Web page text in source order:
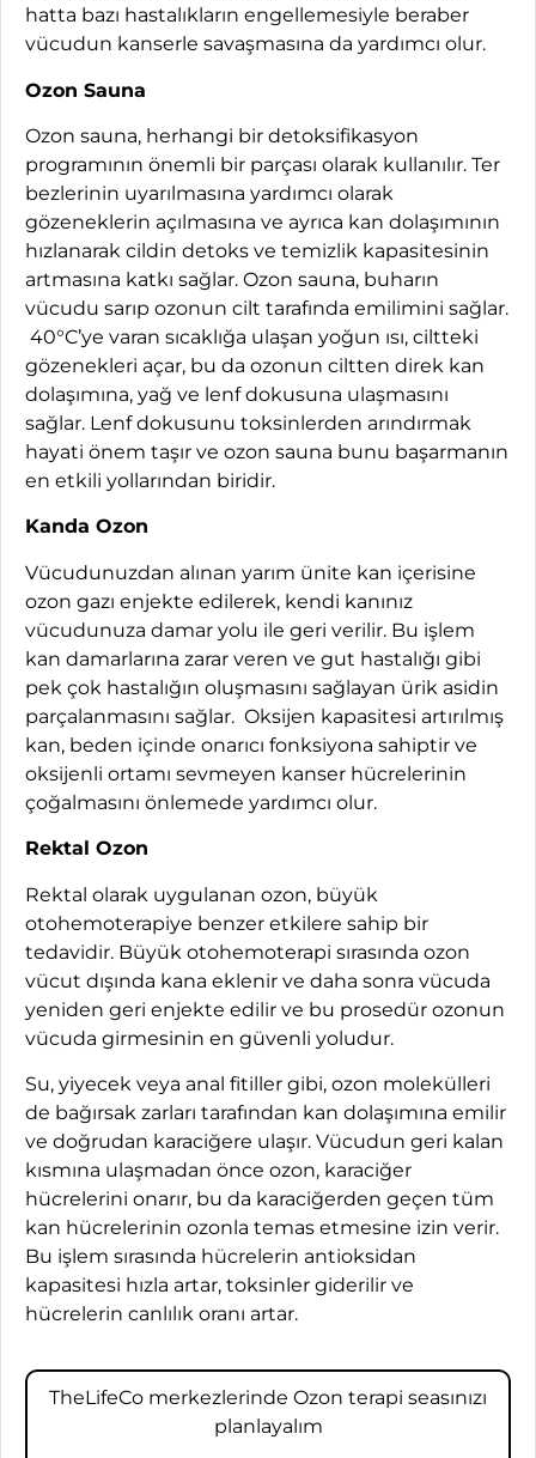
hatta bazı hastalıkların engellemesiyle beraber
vücudun kanserle savaşmasına da yardımcı olur.
Ozon Sauna
Ozon sauna, herhangi bir detoksifikasyon
programının önemli bir parçası olarak kullanılır. Ter
bezlerinin uyarılmasına yardımcı olarak
gözeneklerin açılmasına ve ayrıca kan dolaşımının
hızlanarak cildin detoks ve temizlik kapasitesinin
artmasına katkı sağlar. Ozon sauna, buharın
vücudu sarıp ozonun cilt tarafında emilimini sağlar.
40°C’ye varan sıcaklığa ulaşan yoğun ısı, ciltteki
gözenekleri açar, bu da ozonun ciltten direk kan
dolaşımına, yağ ve lenf dokusuna ulaşmasını
sağlar. Lenf dokusunu toksinlerden arındırmak
hayati önem taşır ve ozon sauna bunu başarmanın
en etkili yollarından biridir.
Kanda Ozon
Vücudunuzdan alınan yarım ünite kan içerisine
ozon gazı enjekte edilerek, kendi kanınız
vücudunuza damar yolu ile geri verilir. Bu işlem
kan damarlarına zarar veren ve gut hastalığı gibi
pek çok hastalığın oluşmasını sağlayan ürik asidin
parçalanmasını sağlar. Oksijen kapasitesi artırılmış
kan, beden içinde onarıcı fonksiyona sahiptir ve
oksijenli ortamı sevmeyen kanser hücrelerinin
çoğalmasını önlemede yardımcı olur.
Rektal Ozon
Rektal olarak uygulanan ozon, büyük
otohemoterapiye benzer etkilere sahip bir
tedavidir. Büyük otohemoterapi sırasında ozon
vücut dışında kana eklenir ve daha sonra vücuda
yeniden geri enjekte edilir ve bu prosedür ozonun
vücuda girmesinin en güvenli yoludur.
Su, yiyecek veya anal fitiller gibi, ozon molekülleri
de bağırsak zarları tarafından kan dolaşımına emilir
ve doğrudan karaciğere ulaşır. Vücudun geri kalan
kısmına ulaşmadan önce ozon, karaciğer
hücrelerini onarır, bu da karaciğerden geçen tüm
kan hücrelerinin ozonla temas etmesine izin verir.
Bu işlem sırasında hücrelerin antioksidan
kapasitesi hızla artar, toksinler giderilir ve
hücrelerin canlılık oranı artar.
TheLifeCo merkezlerinde Ozon terapi seasınızı
planlayalım